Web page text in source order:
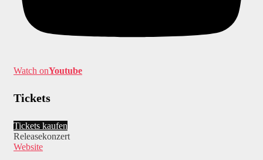
Watch onYoutube
Tickets
Tickets kaufen
Releasekonzert
Website